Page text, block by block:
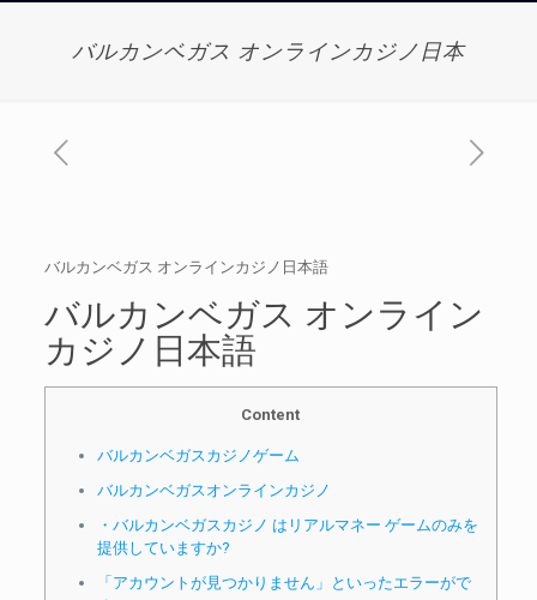
バルカンベガス オンラインカジノ日本
バルカンベガス オンラインカジノ日本語
バルカンベガス オンライン
カジノ日本語
Content
バルカンベガスカジノゲーム
バルカンベガスオンラインカジノ
・バルカンベガスカジノ はリアルマネー ゲームのみを
提供していますか?
「アカウントが見つかりません」といったエラーがで